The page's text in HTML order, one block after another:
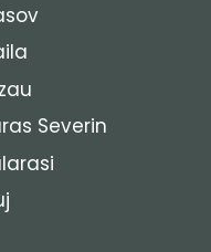
Severin